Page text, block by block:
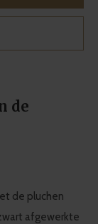
de
de pluchen
afgewerkte